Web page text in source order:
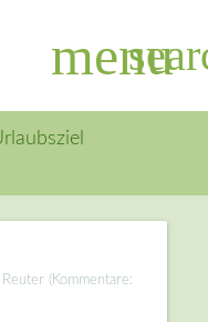
menu
(Kommentare: